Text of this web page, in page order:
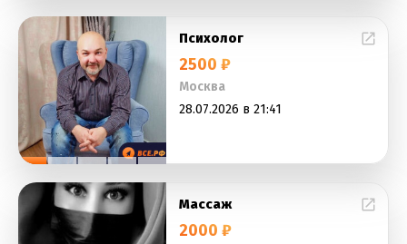
Психолог
2500 ₽
Москва
28.07.2026 в 21:41
Массаж
2000 ₽